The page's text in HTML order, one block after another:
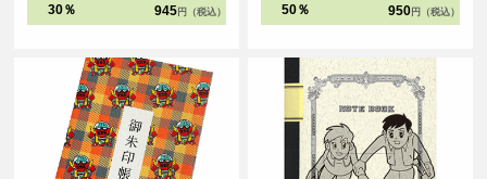
30％ 945 円（税込）
印帳です。
50％ 950 円（税込）